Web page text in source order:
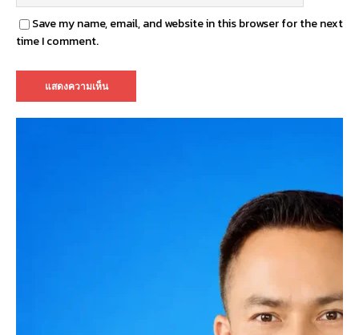
Save my name, email, and website in this browser for the next
time I comment.